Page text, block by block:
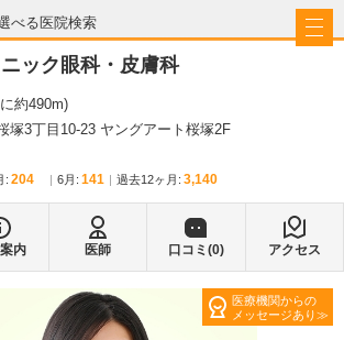
べる医院検索
び
ック眼科・皮膚科
約490m)
塚3丁目10-23 ヤングアート桜塚2F
: 204 6月 : 141 過去12ヶ月: 3,140
内 医師 口コミ(0) アクセス
医療機関からの
メッセージあり